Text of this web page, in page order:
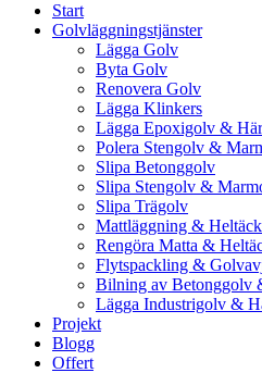
Start
Golvläggningstjänster
Lägga Golv
Byta Golv
Renovera Golv
Lägga Klinkers
Lägga Epoxigolv &
Polera Stengolv &
Slipa Betonggolv
Slipa Stengolv &
Slipa Trägolv
Mattläggning &
Rengöra Matta &
Flytspackling &
Bilning av Betonggolv
Lägga Industrigolv &
Projekt
Blogg
Offert